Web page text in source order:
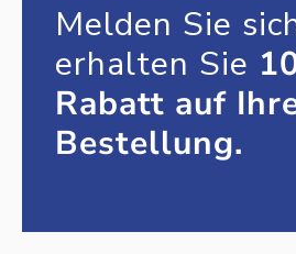
Melden Sie
erhalten Sie
Rabatt auf
Bestellung.